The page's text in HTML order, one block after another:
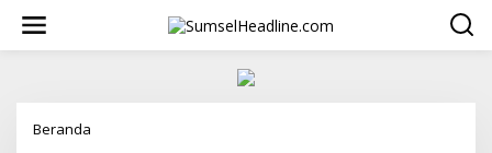
w
Beranda